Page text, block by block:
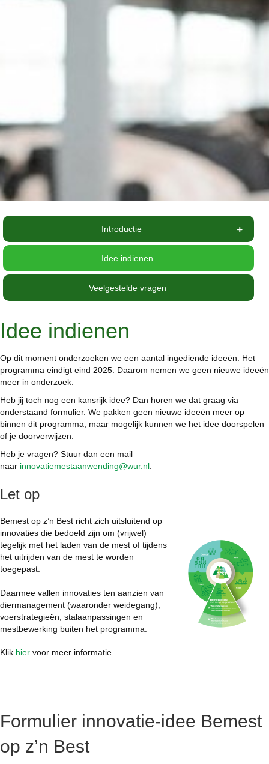
Introductie
Idee indienen
Veelgestelde vragen
Idee indienen
Op dit moment onderzoeken we een aantal ingediende ideeën. Het
programma eindigt eind 2025. Daarom nemen we geen nieuwe ideeën
meer in onderzoek.
Heb jij toch nog een kansrijk idee? Dan horen we dat graag via
onderstaand formulier. We pakken geen nieuwe ideeën meer op
binnen dit programma, maar mogelijk kunnen we het idee doorspelen
of je doorverwijzen.
Heb je vragen? Stuur dan een mail
naar innovatiemestaanwending@wur.nl
Let op
Bemest op z’n Best richt zich uitsluitend op
innovaties die bedoeld zijn om (vrijwel)
tegelijk met het laden van de mest of tijdens
het uitrijden van de mest te worden
toegepast.
Daarmee vallen innovaties ten aanzien van
diermanagement (waaronder weidegang),
voerstrategieën, stalaanpassingen en
mestbewerking buiten het programma.
Klik hier voor meer informatie.
Formulier innovatie-idee Bemest
op z’n Best